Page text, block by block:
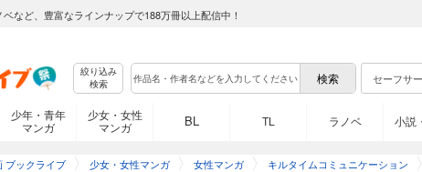
など、豊富なラインナップで188万冊以上配信中！
絞り込み
検索
セーフサ
少年・青年
マンガ
少女・女性
マンガ
BL TL ラノベ 小説
ブックライブ 少女・女性マンガ 女性マンガ キルタイムコミュニケーション
198円 (税込)
の悪役令嬢シャロンに転生してしまった主人公。 転生に気がついた時に
ラヴィスと自分の婚約イベント直前！ トラヴィスから婚約破棄され、 修
避したいシャロンは、 ゲームではモブだった第三王子フェリクスに自分か
破滅回避したと思ったら、 別の破滅フラグが立ってしまっていた……！
ったフェリクスを変身させていくシャロンだったが、 次第に二人の間に
悪役令嬢に転生したので、隠れハイスペ王子と破滅の運命を回
198円 (税込)